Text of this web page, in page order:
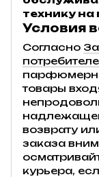
технику на
Условия
Согласно
товары
возврату
заказа
курьера,